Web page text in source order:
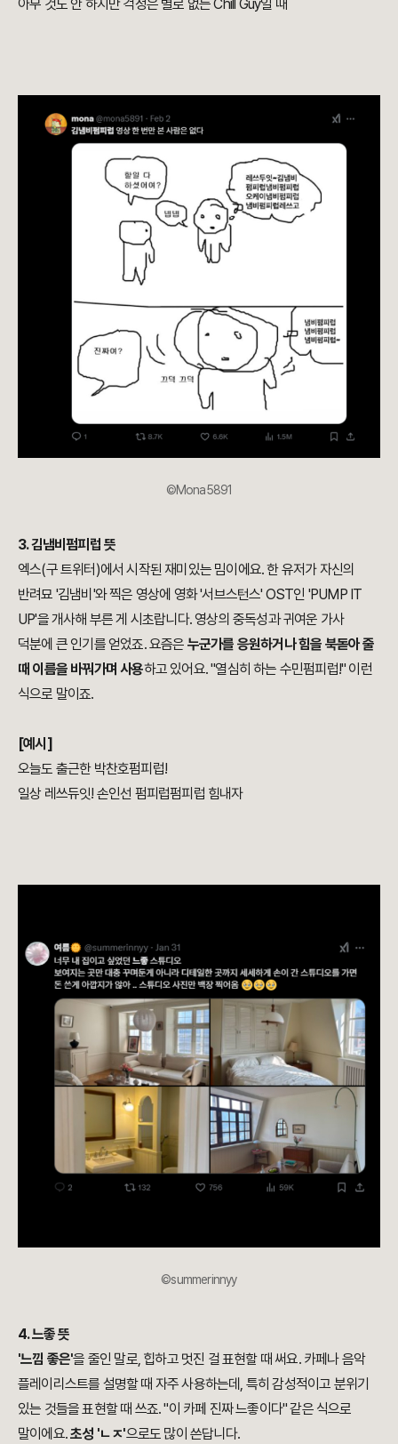
아무 것도 안 하지만 걱정은 별로 없는 Chill Guy일 때
©Mona5891
3. 김냄비펌피럽 뜻
엑스(구 트위터)에서 시작된 재미있는 밈이에요. 한 유저가 자신의
반려묘 '김냄비'와 찍은 영상에 영화 '서브스턴스' OST인 'PUMP IT
UP'을 개사해 부른 게 시초랍니다. 영상의 중독성과 귀여운 가사
덕분에 큰 인기를 얻었죠. 요즘은 누군가를 응원하거나 힘을 북돋아 줄
때 이름을 바꿔가며 사용하고 있어요. "열심히 하는 수민펌피럽!" 이런
식으로 말이죠.
[예시]
오늘도 출근한 박찬호펌피럽!
일상 레쓰듀잇! 손인선 펌피럽펌피럽 힘내자
©summerinnyy
4. 느좋 뜻
'느낌 좋은'을 줄인 말로, 힙하고 멋진 걸 표현할 때 써요. 카페나 음악
플레이리스트를 설명할 때 자주 사용하는데, 특히 감성적이고 분위기
있는 것들을 표현할 때 쓰죠. "이 카페 진짜 느좋이다" 같은 식으로
말이에요.초성 'ㄴㅈ'으로도 많이 쓴답니다.